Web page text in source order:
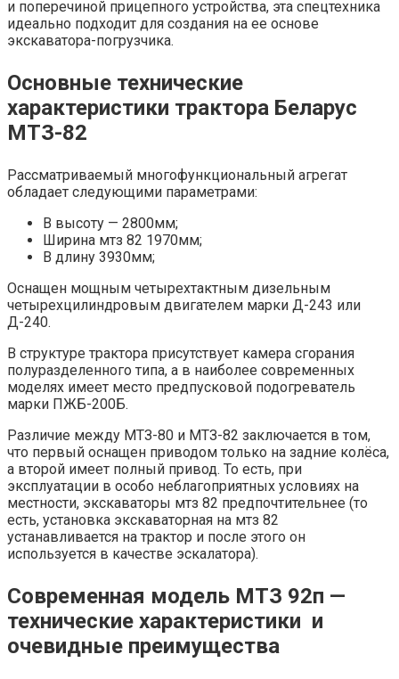
и поперечиной прицепного устройства, эта спецтехника
идеально подходит для создания на ее основе
экскаватора-погрузчика.
Основные технические
характеристики трактора Беларус
МТЗ-82
Рассматриваемый многофункциональный агрегат
обладает следующими параметрами:
В высоту — 2800мм;
Ширина мтз 82 1970мм;
В длину 3930мм;
Оснащен мощным четырехтактным дизельным
четырехцилиндровым двигателем марки Д-243 или
Д-240.
В структуре трактора присутствует камера сгорания
полуразделенного типа, а в наиболее современных
моделях имеет место предпусковой подогреватель
марки ПЖБ-200Б.
Различие между МТЗ-80 и МТЗ-82 заключается в том,
что первый оснащен приводом только на задние колёса,
а второй имеет полный привод. То есть, при
эксплуатации в особо неблагоприятных условиях на
местности, экскаваторы мтз 82 предпочтительнее (то
есть, установка экскаваторная на мтз 82
устанавливается на трактор и после этого он
используется в качестве эскалатора).
Современная модель МТЗ 92п —
технические характеристики и
очевидные преимущества